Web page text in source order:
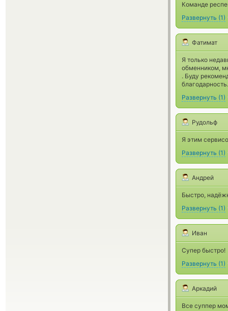
Команде
Развернуть (1)
Фатимат
Я только
обменником,
. Буду
благодарность.
Развернуть (1)
Рудольф
Я этим
Развернуть (1)
Андрей
Быстро,
Развернуть (1)
Иван
Супер быстро!
Развернуть (1)
Аркадий
Все суппер